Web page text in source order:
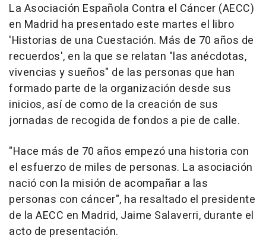
La Asociación Española Contra el Cáncer (AECC)
en Madrid ha presentado este martes el libro
'Historias de una Cuestación. Más de 70 años de
recuerdos', en la que se relatan "las anécdotas,
vivencias y sueños" de las personas que han
formado parte de la organización desde sus
inicios, así de como de la creación de sus
jornadas de recogida de fondos a pie de calle.
"Hace más de 70 años empezó una historia con
el esfuerzo de miles de personas. La asociación
nació con la misión de acompañar a las
personas con cáncer", ha resaltado el presidente
de la AECC en Madrid, Jaime Salaverri, durante el
acto de presentación.